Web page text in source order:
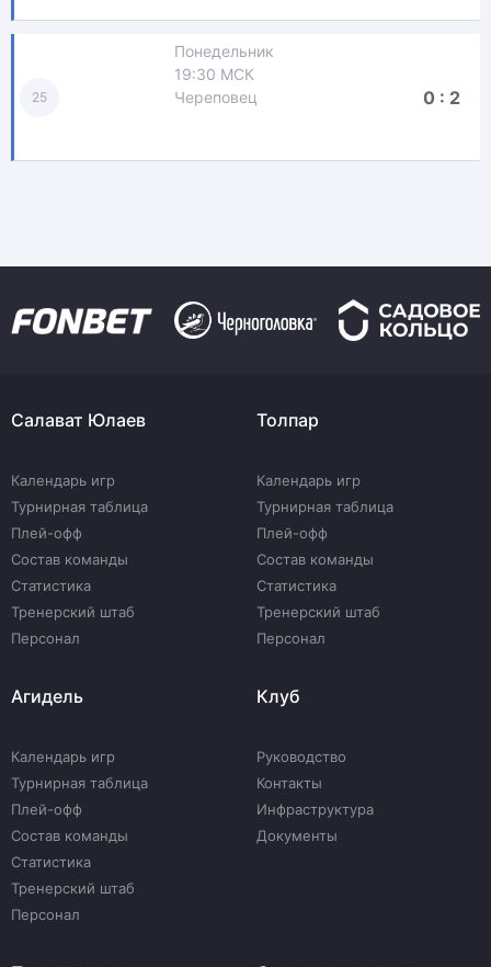
25
Понедельник
19:30 МСК
Череповец
0 : 2
Салават Юлаев
Календарь игр
Турнирная таблица
Плей-офф
Состав команды
Статистика
Тренерский штаб
Персонал
Толпар
Календарь игр
Турнирная таблица
Плей-офф
Состав команды
Статистика
Тренерский штаб
Персонал
Агидель
Календарь игр
Турнирная таблица
Плей-офф
Состав команды
Статистика
Тренерский штаб
Персонал
Клуб
Руководство
Контакты
Инфраструктура
Документы